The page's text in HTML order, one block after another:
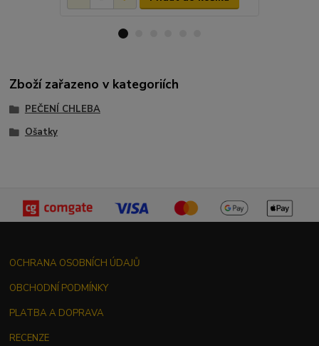
Zboží zařazeno v kategoriích
PEČENÍ CHLEBA
Ošatky
OCHRANA OSOBNÍCH ÚDAJŮ
OBCHODNÍ PODMÍNKY
PLATBA A DOPRAVA
RECENZE